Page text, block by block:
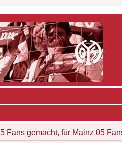
Fans gemacht, für Mainz 05